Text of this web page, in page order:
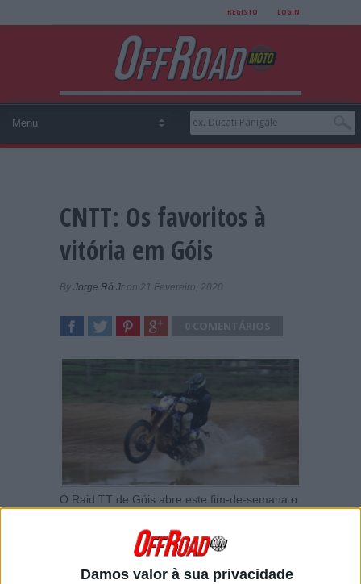
Damos valor à sua privacidade
REGISTO LOGIN
CNTT: Os favoritos à
vitória em Góis
By Jorge Ró Jr on 21 Fevereiro, 2020
O Raid TT de Góis abre este fim-de-semana o
faltam favoritos ao triunfo.
O CNTT vem de uma temporada de 2019 que
foi histórica. Em 7 provas registaram-se 6